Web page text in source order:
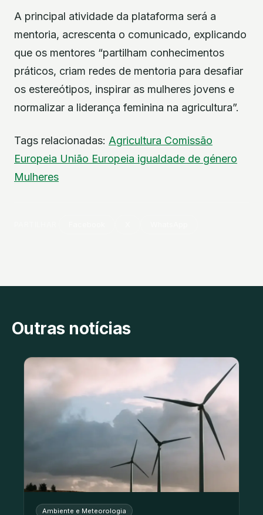
A principal atividade da plataforma será a
mentoria, acrescenta o comunicado, explicando
que os mentores “partilham conhecimentos
práticos, criam redes de mentoria para desafiar
os estereótipos, inspirar as mulheres jovens e
normalizar a liderança feminina na agricultura”.
Tags relacionadas: Agricultura Comissão
Europeia União Europeia igualdade de género
Mulheres
Outras notícias
Ambiente e Meteorologia